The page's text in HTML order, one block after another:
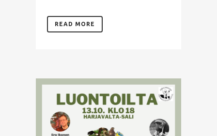
READ MORE